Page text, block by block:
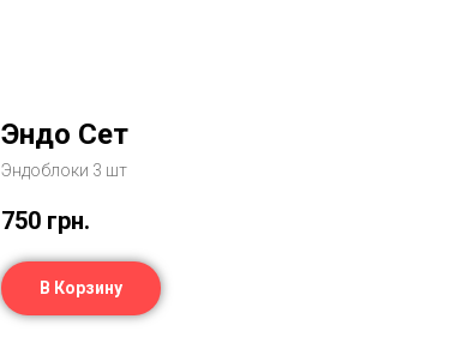
Эндо Сет
Эндоблоки 3 шт
750 грн.
В Корзину